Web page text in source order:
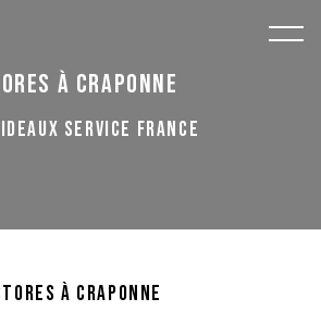
à Craponne
SERVICE FRANCE
à Craponne